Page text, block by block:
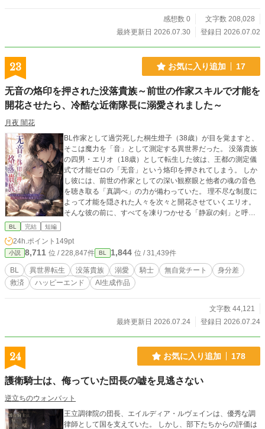
感想数 0
文字数 208,028
最終更新日 2026.07.30
登録日 2026.07.02
23 お気に入り追加 17
无音の烙印を押された没落貴族～前世の作家スキルで才能を
開花させたら、冷酷な近衛隊長に溺愛されました～
月夜 闇花
BL作家として過労死した桐生燈子（38歳）が目を覚ますと、
そこは魔力を「音」として測定する異世界だった。 没落貴族
の四男・エリオ（18歳）として転生した彼は、王都の測定儀
式で才能ゼロの「无音」という烙印を押されてしまう。 しか
し彼には、前世の作家としての深い観察眼と他者の魂の音色
を聴き取る「真調べ」の力が備わっていた。 理不尽な制度に
よって才能を隠された人々を次々と開花させていくエリオ。
そんな彼の前に、すべてを凍りつかせる「静寂の剣」と呼ば
れていることに気づいたエリオは、彼を救うために巨大な権
力と対峙することに――。 「もう二度と、お前をひとりには
させない」 不遇な没落貴族と孤独な最強騎士が、偽りの秩序
を打ち砕き、真実の愛の旋律を響かせる極上の救済ファンタ
ジー。
BL 完結 短編
24h.ポイント 149pt
小説 8,711 位 / 228,847件 BL 1,844 位 / 31,439件
BL 異世界転生 没落貴族 溺愛 騎士 無自覚チート
身分差
救済
ハッピーエンド AI生成作品
文字数 44,121
最終更新日 2026.07.24
登録日 2026.07.24
24 お気に入り追加 178
護衛騎士は、侮っていた団長の嘘を見逃さない
逆立ちのウォンバット
王立調律院の団長、エイルディア・ルヴェインは、優秀な調
律師として国を支えていた。 しかし、部下たちからの評価は